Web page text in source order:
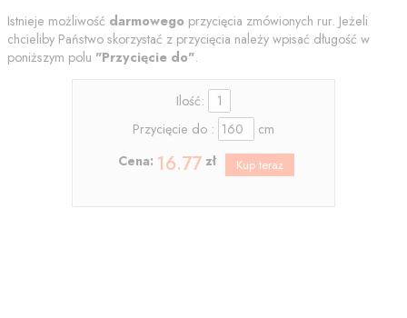
Istnieje możliwość darmowego przycięcia zmówionych rur. Jeżeli
chcieliby Państwo skorzystać z przycięcia należy wpisać długość w
poniższym polu "Przycięcie do".
Ilość:
Przycięcie do :
cm
Cena: 16.77 zł